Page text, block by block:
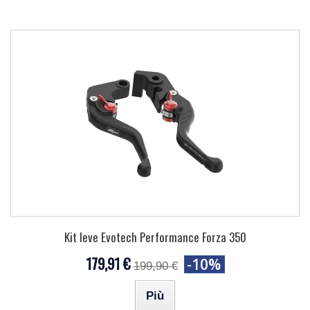
Kit leve Evotech Performance Forza 350
179,91 € 199,90 € -10%
Più